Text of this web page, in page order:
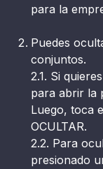
para la
Puedes
conjuntos.
2.1. Si
para abrir la
Luego, toca
OCULTAR.
2.2. Para
presionado